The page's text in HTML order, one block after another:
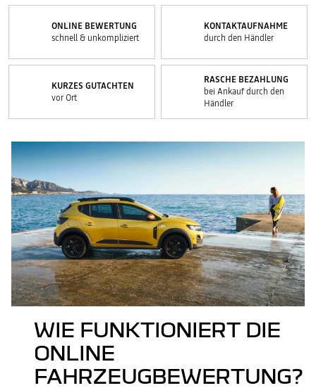
ONLINE BEWERTUNG
schnell & unkompliziert
KONTAKTAUFNAHME
durch den Händler
KURZES GUTACHTEN
vor Ort
RASCHE BEZAHLUNG
bei Ankauf durch den
Händler
WIE FUNKTIONIERT DIE
ONLINE
FAHRZEUGBEWERTUNG?